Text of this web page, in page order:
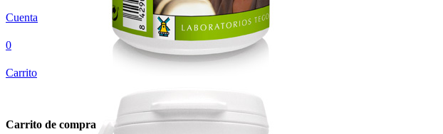
Cuenta
0
Carrito
Carrito de compra